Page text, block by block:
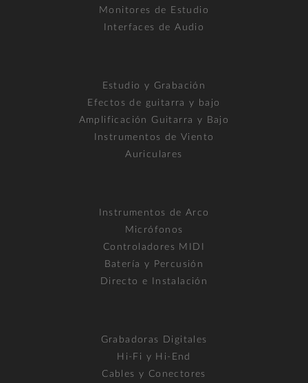
Monitores de Estudio
Interfaces de Audio
Estudio y Grabación
Efectos de guitarra y bajo
Amplificación Guitarra y Bajo
Instrumentos de Viento
Auriculares
Instrumentos de Arco
Micrófonos
Controladores MIDI
Batería y Percusión
Directo e Instalación
Grabadoras Digitales
Hi-Fi y Hi-End
Cables y Conectores